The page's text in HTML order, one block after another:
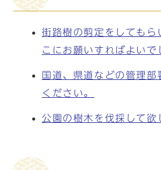
街路樹の剪定をしてもら
こにお願いすればよいで
国道、県道などの管理部
ください。
公園の樹木を伐採して欲